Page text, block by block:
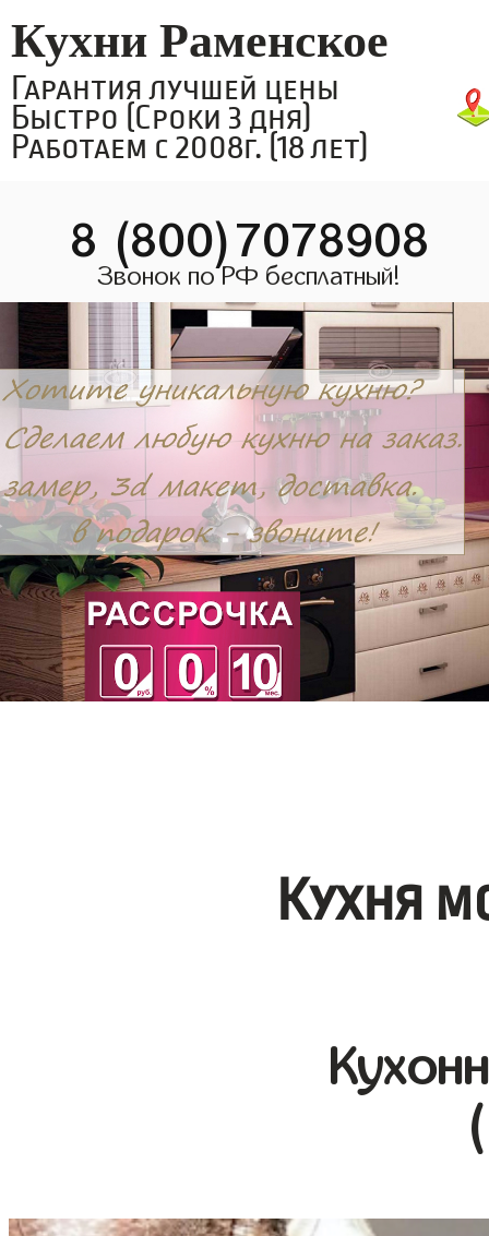
Кухни Раменское
Гарантия лучшей цены
Быстро (Сроки 3 дня)
Работаем с 2008г. (18 лет)
8 (800)7078908
Звонок по РФ бесплатный!
Кухня